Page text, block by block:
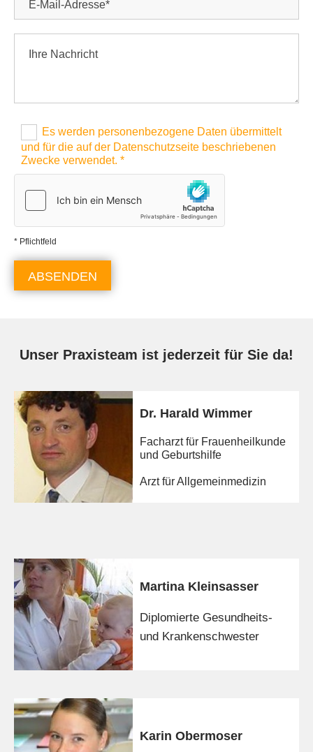
Es werden personenbezogene Daten übermittelt
und für die auf der Datenschutzseite beschriebenen
Zwecke verwendet. *
* Pflichtfeld
Unser Praxisteam ist jederzeit für Sie da!
Dr. Harald Wimmer
Facharzt für Frauenheilkunde
und Geburtshilfe
Arzt für Allgemeinmedizin
Martina Kleinsasser
Diplomierte Gesundheits-
und Krankenschwester
Karin Obermoser